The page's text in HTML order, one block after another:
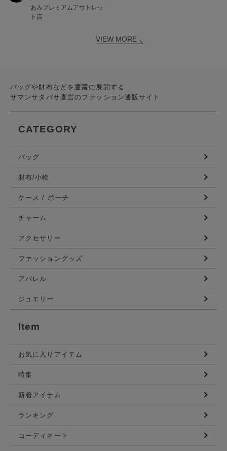
あみプレミアムアウトレッ
ト店
VIEW MORE
バッグや財布などを豊富に展開する
サマンサタバサ直営のファッション通販サイト
CATEGORY
バッグ
財布/小物
ケース / ポーチ
チャーム
アクセサリー
ファッショングッズ
アパレル
ジュエリー
Item
お気に入りアイテム
特集
新着アイテム
ランキング
コーディネート